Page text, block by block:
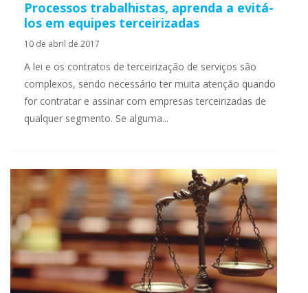
Processos trabalhistas, aprenda a evitá-
los em equipes terceirizadas
10 de abril de 2017
A lei e os contratos de terceirização de serviços são
complexos, sendo necessário ter muita atenção quando
for contratar e assinar com empresas terceirizadas de
qualquer segmento. Se alguma...